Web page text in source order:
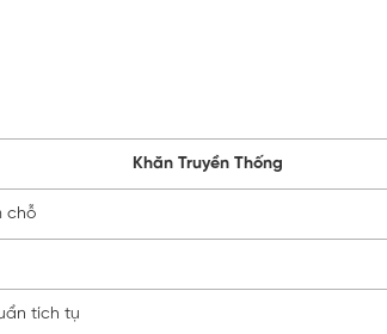
Khăn Truyền Thống
chỗ
tích tụ